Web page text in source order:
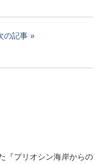
の記事
『プリオシン海岸からの